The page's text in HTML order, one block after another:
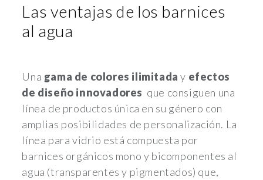
Las ventajas de los barnices
al agua
Una gama de colores ilimitaday efectos
de diseño innovadores que consiguen una
línea de productos única en su género con
amplias posibilidades de personalización. La
línea para vidrio está compuesta por
barnices orgánicos mono y bicomponentes al
agua (transparentes y pigmentados) que,